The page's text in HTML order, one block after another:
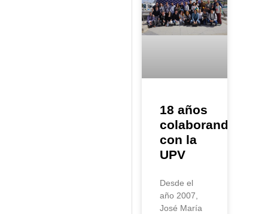
18 años
colaborando
con la
UPV
Desde el
año 2007,
José María